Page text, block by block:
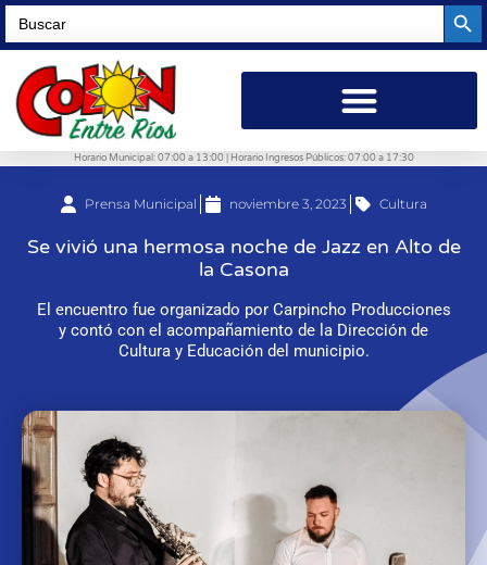
Search
for:
Horario Municipal: 07:00 a 13:00 | Horario Ingresos Públicos: 07:00 a 17:30
Prensa Municipal noviembre 3, 2023 Cultura
Se vivió una hermosa noche de Jazz en Alto de
la Casona
El encuentro fue organizado por Carpincho Producciones
y contó con el acompañamiento de la Dirección de
Cultura y Educación del municipio.